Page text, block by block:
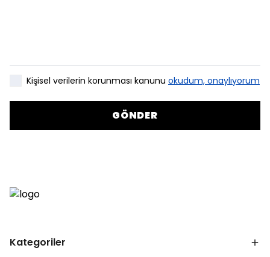
Kişisel verilerin korunması kanunu okudum, onaylıyorum
GÖNDER
Kategoriler